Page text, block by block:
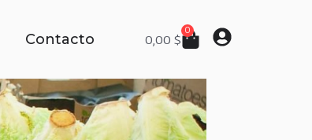
Contacto 0,00 $
0